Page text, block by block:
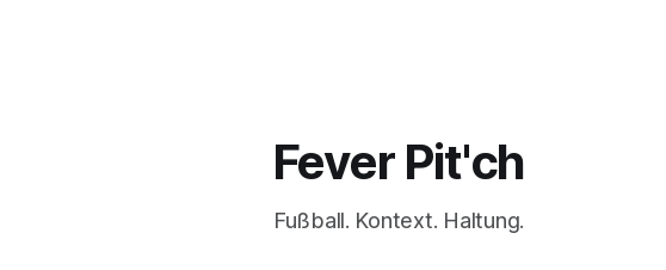
Fever Pit'ch
Fußball. Kontext. Haltung.